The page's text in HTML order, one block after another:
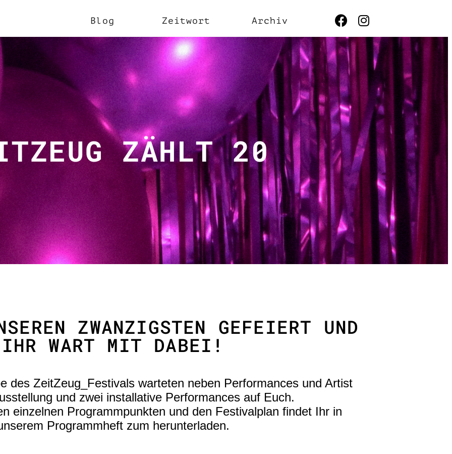
Blog Zeitwort Archiv
ZÄHLT 20
ZWANZIGSTEN GEFEIERT UND
IHR WART MIT DABEI!
des ZeitZeug_Festivals warteten neben Performances und Artist
und zwei installative Performances auf Euch.
einzelnen Programmpunkten und den Festivalplan findet Ihr in
Programmheft zum herunterladen.